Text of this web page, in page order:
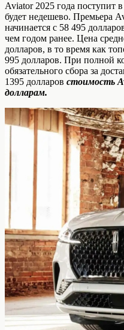
Aviator 2025 года поступит
будет недешево. Премьера
начинается с 58 495
чем годом ранее. Цена
долларов, в то время как
995 долларов. При полной
обязательного сбора за
1395 долларов стоимость
долларам.